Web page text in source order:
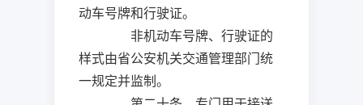
动车号牌和行驶证。
非机动车号牌、行驶证的
样式由省公安机关交通管理部门统
一规定并监制。